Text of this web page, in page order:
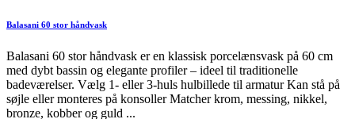
Balasani 60 stor håndvask
Balasani 60 stor håndvask er en klassisk porcelænsvask på 60 cm
med dybt bassin og elegante profiler – ideel til traditionelle
badeværelser. Vælg 1- eller 3-huls hulbillede til armatur Kan stå på
søjle eller monteres på konsoller Matcher krom, messing, nikkel,
bronze, kobber og guld ...